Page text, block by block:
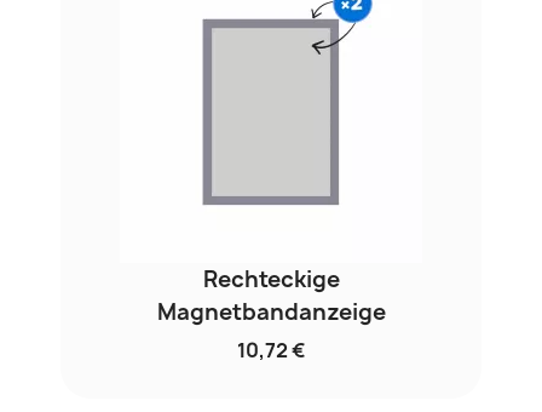
Rechteckige
Magnetbandanzeige
10,72 €